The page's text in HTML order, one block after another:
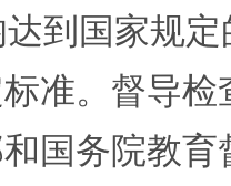
到国家规
准。督导
国务院教